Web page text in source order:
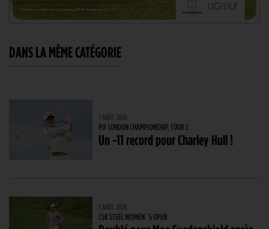
DANS LA MÊME CATÉGORIE
7 AOÛT. 2026
PIF LONDON CHAMPIONSHIP, TOUR 2
Un -11 record pour Charley Hull !
7 AOÛT. 2026
CSK STEEL WOMEN´S OPEN